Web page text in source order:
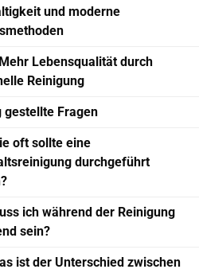
und moderne
Lebensqualität durch
Reinigung
gestellte Fragen
oft sollte eine
durchgeführt
ich während der Reinigung
sein?
ist der Unterschied zwischen